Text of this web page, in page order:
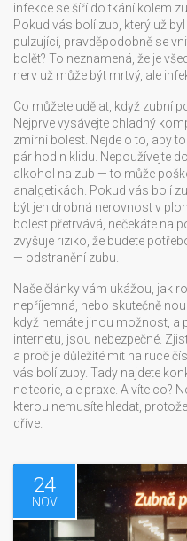
infekce se šíří do tkání kolem
Pokud vás bolí zub, který už
pulzující, pravděpodobně se
bolět? To neznamená, že je
nerv už může být mrtvý, ale
Co můžete udělat, když zubní
Nejprve vysávejte chladný
zmírní bolest. Nejde o to, aby
pár hodin klidu. Nepoužívejte
alkohol na zub — to může
analgetikách. Pokud vás bolí
být jen drobná nerovnost v
bolest přetrvává, nečekáte na
zvyšuje riziko, že budete
— odstranění zubu.
Naše články vám ukážou, jak
nepříjemná, nebo skutečně
když nemáte jinou možnost, a
internetu, jsou nebezpečné.
a proč je důležité mít na ruce
vás bolí zuby. Tady najdete
ne teorie, ale praxe. A víte co?
kterou nemusíte hledat,
dříve.
24
NOV